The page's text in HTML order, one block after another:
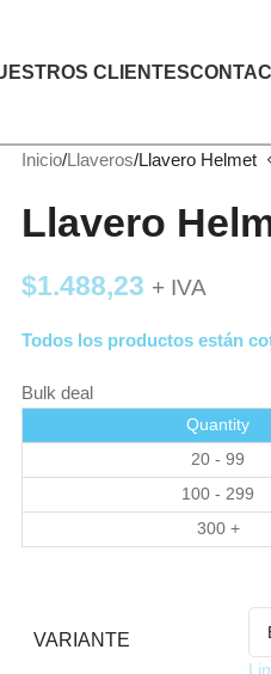
CLIENTES
Inicio Llaveros Llavero Helmet
Llavero
$1.488,23 + IVA
Todos los productos están
Bulk deal
Quantity
20 - 99
100 - 299
300 +
VARIANTE